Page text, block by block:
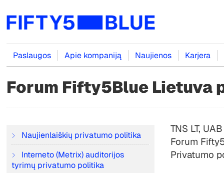
Paslaugos Apie kompaniją Naujienos Karjera
Forum Fifty5Blue Lietuva
Naujienlaiškių privatumo politika
Interneto (Metrix) auditorijos
tyrimų privatumo politika
TNS LT, UAB
Forum
Privatumo